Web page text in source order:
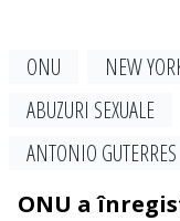
ONU NEW
ABUZURI SEXUALE
ANTONIO GUTERRES
ONU a